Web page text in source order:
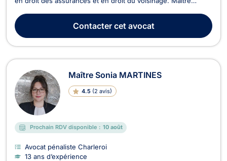
des divorces à l'amiable ou contentieux, en matière de
cohabitation légale, de droit de ...
Contactercet avocat
Maître Sonia MARTINES
4.5 (2 avis)
Prochain RDV disponible : 10 août
Avocat pénaliste Charleroi
13 ans d’expérience